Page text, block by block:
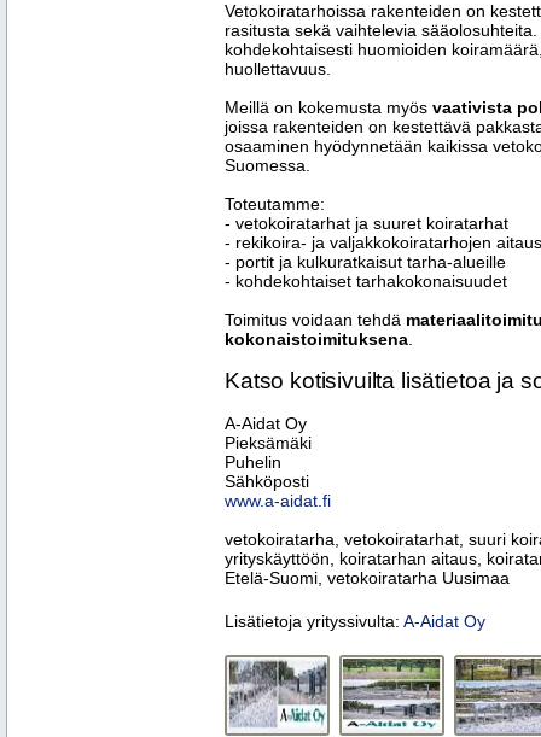
Vetokoiratarhoissa rakenteiden on
rasitusta sekä vaihtelevia
kohdekohtaisesti huomioiden
huollettavuus.
Meillä on kokemusta myös vaativista
joissa rakenteiden on kestettävä
osaaminen hyödynnetään kaikissa
Suomessa.
Toteutamme:
- vetokoiratarhat ja suuret koiratarhat
- rekikoira- ja valjakkokoiratarhojen
- portit ja kulkuratkaisut tarha-alueille
- kohdekohtaiset tarhakokonaisuudet
Toimitus voidaan tehdä
kokonaistoimituksena
Katso kotisivuilta lisätietoa ja
A-Aidat Oy
Pieksämäki
Puhelin
Sähköposti
www.a-aidat.fi
vetokoiratarha, vetokoiratarhat, suuri
yrityskäyttöön, koiratarhan aitaus,
Etelä-Suomi, vetokoiratarha Uusimaa
Lisätietoja yrityssivulta: A-Aidat Oy